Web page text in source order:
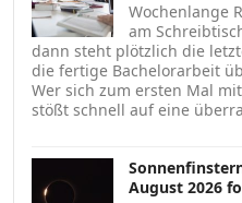
Wochenlange
am
dann steht plötzlich die
die fertige Bachelorarbeit
Wer sich zum ersten Mal
stößt schnell auf eine
August 2026